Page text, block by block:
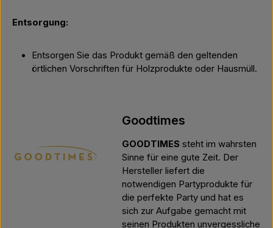
Entsorgung:
Entsorgen Sie das Produkt gemäß den geltenden
örtlichen Vorschriften für Holzprodukte oder Hausmüll.
Goodtimes
GOODTIMES steht im wahrsten
Sinne für eine gute Zeit. Der
Hersteller liefert die
notwendigen Partyprodukte für
die perfekte Party und hat es
sich zur Aufgabe gemacht mit
seinen Produkten unvergessliche